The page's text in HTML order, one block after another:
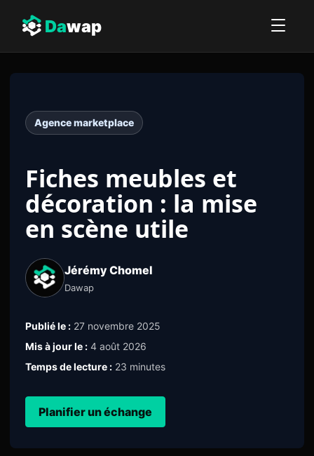
Dawap
Agence marketplace
Fiches meubles et
décoration : la mise
en scène utile
Jérémy Chomel
Dawap
Publié le : 27 novembre 2025
Mis à jour le : 4 août 2026
Temps de lecture : 23 minutes
Planifier un échange